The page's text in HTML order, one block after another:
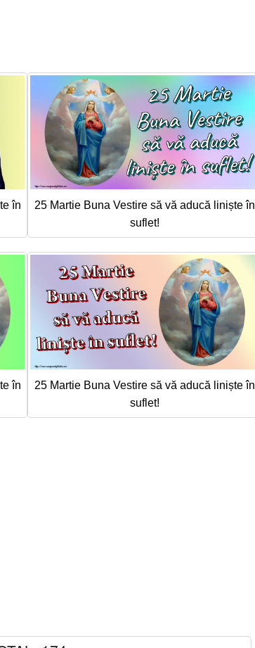
în
25 Martie Buna Vestire să vă aducă liniște în
suflet!
în
25 Martie Buna Vestire să vă aducă liniște în
suflet!